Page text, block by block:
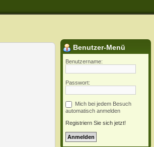
Benutzer-Menü
Benutzername:
Passwort:
Mich bei jedem Besuch
automatisch anmelden
Registriern Sie sich jetzt!